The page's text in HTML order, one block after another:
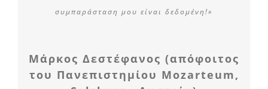
συμπαράσταση μου είναι δεδομένη!»
Μάρκος Δεστέφανος (απόφοιτος
του Πανεπιστημίου Mozarteum,